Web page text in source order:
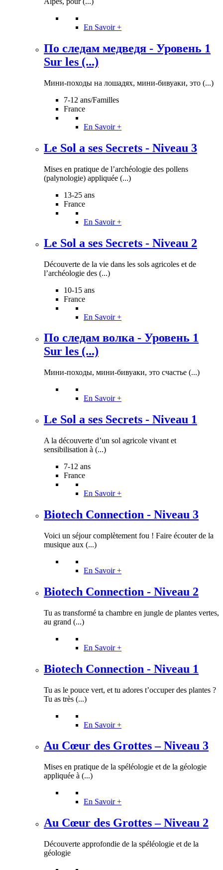
En Savoir +
По следам медведя - Уровень 1
Sur les (...)
Мини-походы на лошадях, мини-бивуаки, это (...)
7-12 ans/Familles
France
En Savoir +
Le Sol a ses Secrets - Niveau 3
Mises en pratique de l’archéologie des pollens
(palynologie) appliquée (...)
13-25 ans
France
En Savoir +
Le Sol a ses Secrets - Niveau 2
Découverte de la vie dans les sols agricoles et de
l’archéologie des (...)
10-15 ans
France
En Savoir +
По следам волка - Уровень 1
Sur les (...)
Мини-походы, мини-бивуаки, это счастье (...)
En Savoir +
Le Sol a ses Secrets - Niveau 1
A la découverte d’un sol agricole vivant et
sensibilisation à (...)
7-12 ans
France
En Savoir +
Biotech Connection - Niveau 3
Voici un séjour complètement fou ! Faire écouter de la
musique aux (...)
En Savoir +
Biotech Connection - Niveau 2
Tu as transformé ta chambre en jungle de plantes vertes,
au grand (...)
En Savoir +
Biotech Connection - Niveau 1
Tu as le pouce vert, et tu adores t’occuper des plantes ?
Tu as très (...)
En Savoir +
Au Cœur des Grottes – Niveau 3
Mises en pratique de la spéléologie et de la géologie
appliquée à (...)
En Savoir +
Au Cœur des Grottes – Niveau 2
Découverte approfondie de la spéléologie et de la
géologie